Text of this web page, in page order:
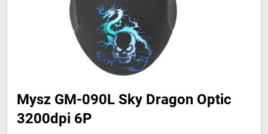
Mysz GM-090L Sky Dragon Optic
3200dpi 6P